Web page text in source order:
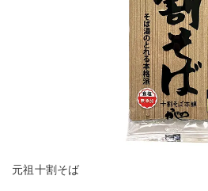
元祖十割そば